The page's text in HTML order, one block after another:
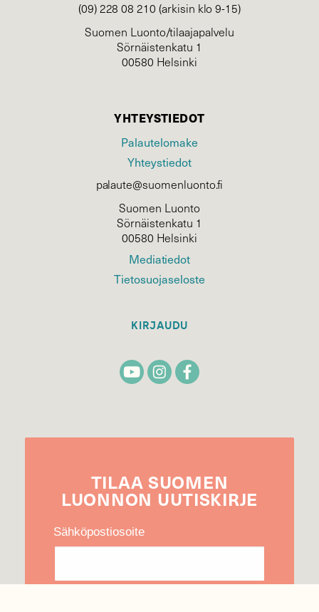
(09) 228 08 210 (arkisin klo 9-15)
Suomen Luonto/tilaajapalvelu
Sörnäistenkatu 1
00580 Helsinki
YHTEYSTIEDOT
Palautelomake
Yhteystiedot
palaute@suomenluonto.fi
Suomen Luonto
Sörnäistenkatu 1
00580 Helsinki
Mediatiedot
Tietosuojaseloste
KIRJAUDU
TILAA SUOMEN
LUONNON UUTIS­KIRJE
Sähköpostiosoite